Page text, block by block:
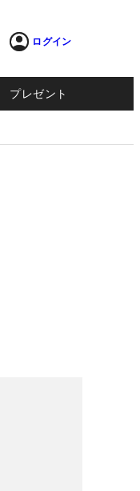
ログイン
プレゼント